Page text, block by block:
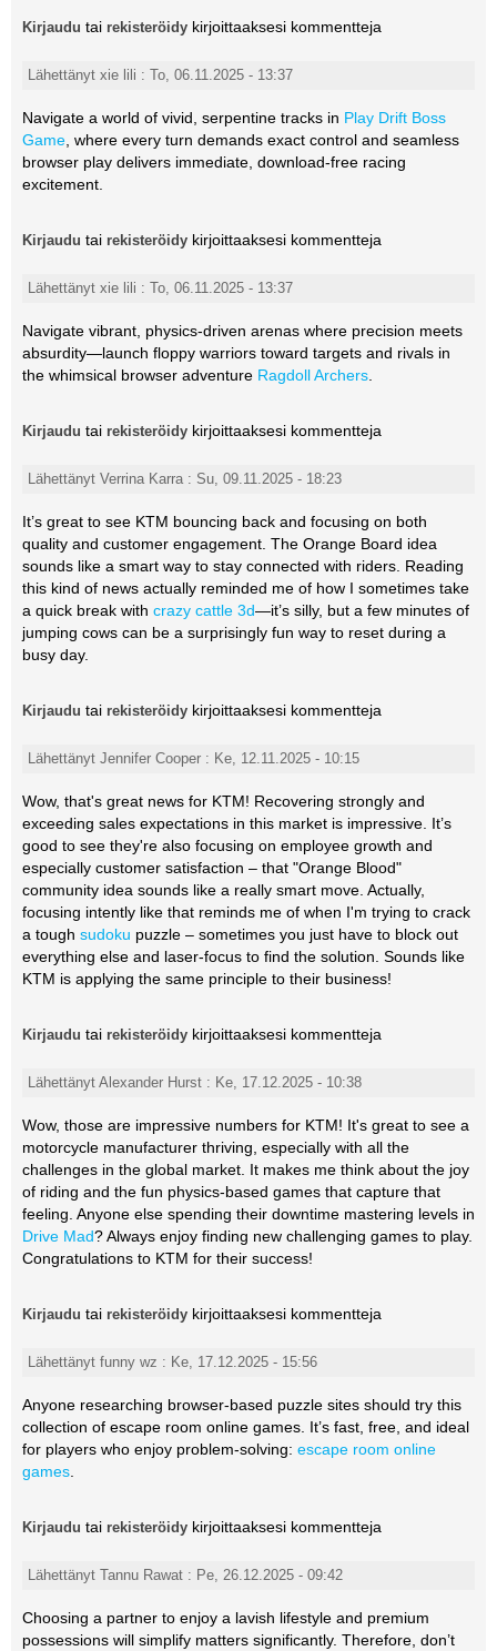
Kirjaudu tai rekisteröidy kirjoittaaksesi kommentteja
Lähettänyt xie lili : To, 06.11.2025 - 13:37
Navigate a world of vivid, serpentine tracks in Play Drift Boss
Game , where every turn demands exact control and seamless
browser play delivers immediate, download-free racing
excitement.
Kirjaudu tai rekisteröidy kirjoittaaksesi kommentteja
Lähettänyt xie lili : To, 06.11.2025 - 13:37
Navigate vibrant, physics-driven arenas where precision meets
absurdity—launch floppy warriors toward targets and rivals in
the whimsical browser adventure Ragdoll Archers
Kirjaudu tai rekisteröidy kirjoittaaksesi kommentteja
Lähettänyt Verrina Karra : Su, 09.11.2025 - 18:23
It’s great to see KTM bouncing back and focusing on both
quality and customer engagement. The Orange Board idea
sounds like a smart way to stay connected with riders. Reading
this kind of news actually reminded me of how I sometimes take
a quick break with crazy cattle 3d—it’s silly, but a few minutes of
jumping cows can be a surprisingly fun way to reset during a
busy day.
Kirjaudu tai rekisteröidy kirjoittaaksesi kommentteja
Lähettänyt Jennifer Cooper : Ke, 12.11.2025 - 10:15
Wow, that's great news for KTM! Recovering strongly and
exceeding sales expectations in this market is impressive. It’s
good to see they're also focusing on employee growth and
especially customer satisfaction – that "Orange Blood"
community idea sounds like a really smart move. Actually,
focusing intently like that reminds me of when I'm trying to crack
a tough sudoku puzzle – sometimes you just have to block out
everything else and laser-focus to find the solution. Sounds like
KTM is applying the same principle to their business!
Kirjaudu tai rekisteröidy kirjoittaaksesi kommentteja
Lähettänyt Alexander Hurst : Ke, 17.12.2025 - 10:38
Wow, those are impressive numbers for KTM! It's great to see a
motorcycle manufacturer thriving, especially with all the
challenges in the global market. It makes me think about the joy
of riding and the fun physics-based games that capture that
feeling. Anyone else spending their downtime mastering levels in
Drive Mad? Always enjoy finding new challenging games to play.
Congratulations to KTM for their success!
Kirjaudu tai rekisteröidy kirjoittaaksesi kommentteja
Lähettänyt funny wz : Ke, 17.12.2025 - 15:56
Anyone researching browser-based puzzle sites should try this
collection of escape room online games. It’s fast, free, and ideal
for players who enjoy problem-solving: escape room online
games
Kirjaudu tai rekisteröidy kirjoittaaksesi kommentteja
Lähettänyt Tannu Rawat : Pe, 26.12.2025 - 09:42
Choosing a partner to enjoy a lavish lifestyle and premium
possessions will simplify matters significantly. Therefore, don’t